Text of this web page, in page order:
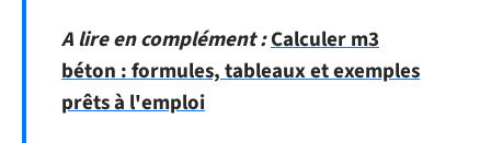
A lire en complément :Calculer m3
béton : formules, tableaux et exemples
prêts à l'emploi